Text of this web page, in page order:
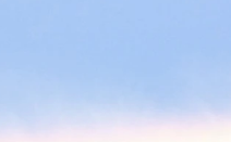
ンテンツ提供